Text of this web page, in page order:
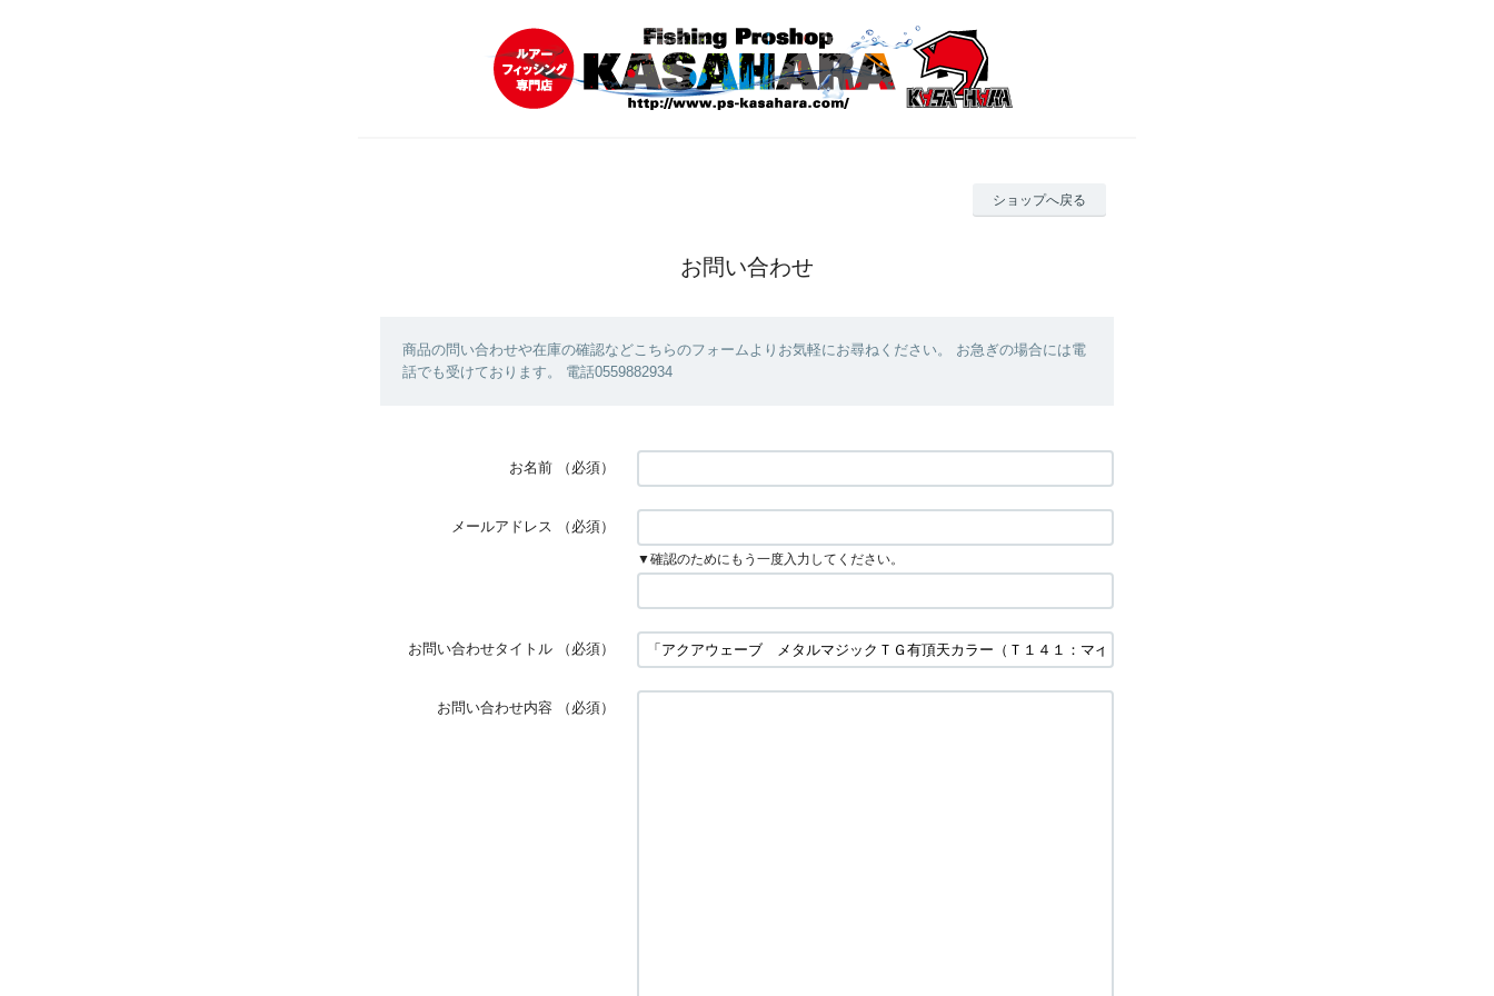
ショップへ戻る
お問い合わせ
商品の問い合わせや在庫の確認などこちらのフォームよりお気軽にお尋ねください。 お急ぎの場合には電
話でも受けております。 電話0559882934
お名前 （必須）
メールアドレス （必須）
▼確認のためにもう一度入力してください。
お問い合わせタイトル （必須）
お問い合わせ内容 （必須）